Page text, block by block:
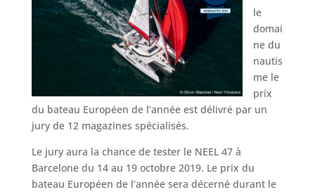
le
domai
ne du
nautis
me le
prix
du bateau Européen de l’année est délivré par un
jury de 12 magazines spécialisés.
Le jury aura la chance de tester le NEEL 47 à
Barcelone du 14 au 19 octobre 2019. Le prix du
bateau Européen de l’année sera décerné durant le